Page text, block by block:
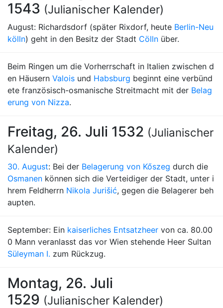
1543 (Julianischer Kalender)
August: Richardsdorf (später Rixdorf, heute Berlin-Neu
kölln) geht in den Besitz der Stadt Cölln über.
Beim Ringen um die Vorherrschaft in Italien zwischen d
en Häusern Valois und Habsburg beginnt eine verbünd
ete französisch-osmanische Streitmacht mit der Belag
erung von Nizza.
Freitag, 26. Juli 1532 (Julianischer
Kalender)
30. August: Bei der Belagerung von Kőszeg durch die
Osmanen können sich die Verteidiger der Stadt, unter i
hrem Feldherrn Nikola Jurišić, gegen die Belagerer beh
aupten.
September: Ein kaiserliches Entsatzheer von ca. 80.00
0 Mann veranlasst das vor Wien stehende Heer Sultan
Süleyman I. zum Rückzug.
Montag, 26. Juli
1529 (Julianischer Kalender)